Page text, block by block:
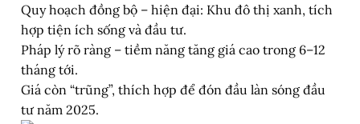
Quy hoạch đồng bộ – hiện đại: Khu đô thị xanh, tích
hợp tiện ích sống và đầu tư.
Pháp lý rõ ràng – tiềm năng tăng giá cao trong 6–12
tháng tới.
Giá còn “trũng”, thích hợp để đón đầu làn sóng đầu
tư năm 2025.